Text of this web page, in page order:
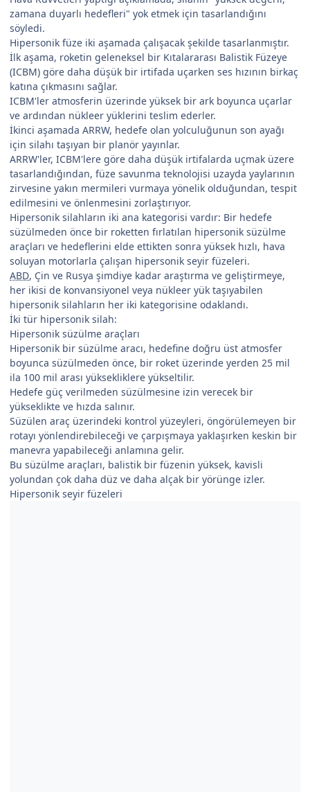
zamana duyarlı hedefleri" yok etmek için tasarlandığını
söyledi.
Hipersonik füze iki aşamada çalışacak şekilde tasarlanmıştır.
İlk aşama, roketin geleneksel bir Kıtalararası Balistik Füzeye
(ICBM) göre daha düşük bir irtifada uçarken ses hızının birkaç
katına çıkmasını sağlar.
ICBM'ler atmosferin üzerinde yüksek bir ark boyunca uçarlar
ve ardından nükleer yüklerini teslim ederler.
İkinci aşamada ARRW, hedefe olan yolculuğunun son ayağı
için silahı taşıyan bir planör yayınlar.
ARRW'ler, ICBM'lere göre daha düşük irtifalarda uçmak üzere
tasarlandığından, füze savunma teknolojisi uzayda yaylarının
zirvesine yakın mermileri vurmaya yönelik olduğundan, tespit
edilmesini ve önlenmesini zorlaştırıyor.
Hipersonik silahların iki ana kategorisi vardır: Bir hedefe
süzülmeden önce bir roketten fırlatılan hipersonik süzülme
araçları ve hedeflerini elde ettikten sonra yüksek hızlı, hava
soluyan motorlarla çalışan hipersonik seyir füzeleri.
ABD, Çin ve Rusya şimdiye kadar araştırma ve geliştirmeye,
her ikisi de konvansiyonel veya nükleer yük taşıyabilen
hipersonik silahların her iki kategorisine odaklandı.
İki tür hipersonik silah:
Hipersonik süzülme araçları
Hipersonik bir süzülme aracı, hedefine doğru üst atmosfer
boyunca süzülmeden önce, bir roket üzerinde yerden 25 mil
ila 100 mil arası yüksekliklere yükseltilir.
Hedefe güç verilmeden süzülmesine izin verecek bir
yükseklikte ve hızda salınır.
Süzülen araç üzerindeki kontrol yüzeyleri, öngörülemeyen bir
rotayı yönlendirebileceği ve çarpışmaya yaklaşırken keskin bir
manevra yapabileceği anlamına gelir.
Bu süzülme araçları, balistik bir füzenin yüksek, kavisli
yolundan çok daha düz ve daha alçak bir yörünge izler.
Hipersonik seyir füzeleri